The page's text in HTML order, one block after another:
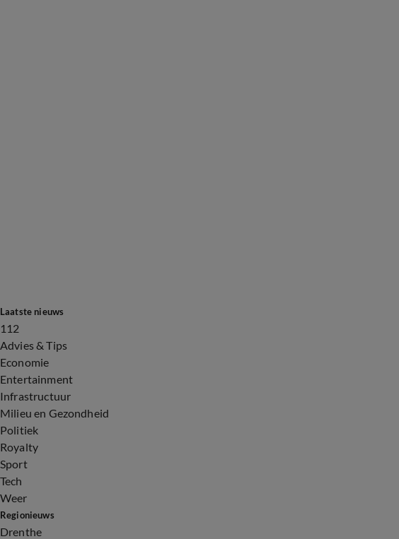
Laatste nieuws
112
Advies & Tips
Economie
Entertainment
Infrastructuur
Milieu en Gezondheid
Politiek
Royalty
Sport
Tech
Weer
Regionieuws
Drenthe